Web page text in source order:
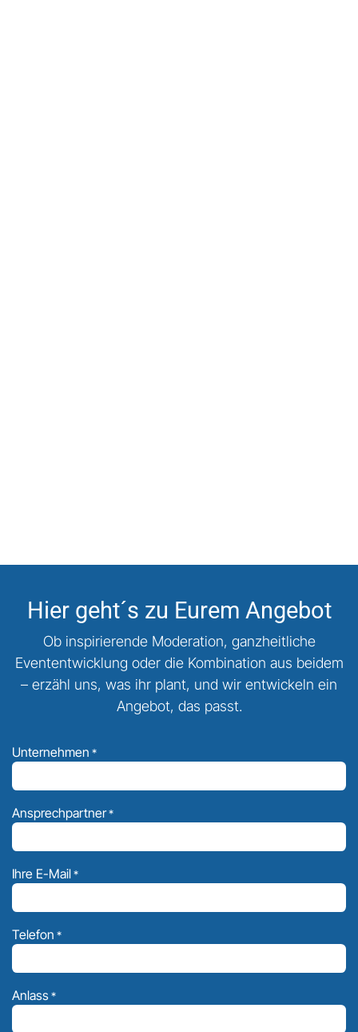
Hier geht´s zu Eurem Angebot
Ob inspirierende Moderation, ganzheitliche
Evententwicklung oder die Kombination aus beidem
– erzähl uns, was ihr plant, und wir entwickeln ein
Angebot, das passt.
Unternehmen *
Ansprechpartner*
Ihre E-Mail*
Telefon *
Anlass*